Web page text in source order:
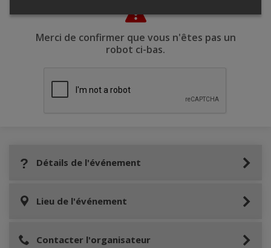
Merci de confirmer que vous n'êtes pas un
robot ci-bas.
Détails de l'événement
Lieu de l'événement
Contacter l'organisateur